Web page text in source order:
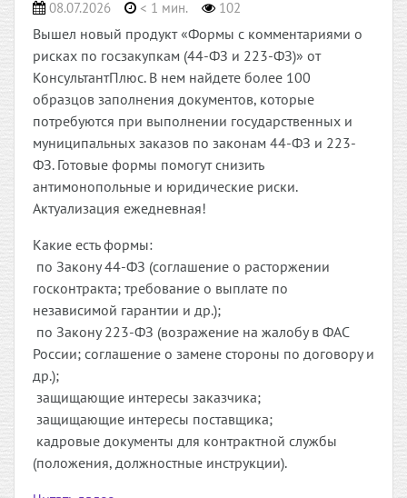
08.07.2026 < 1 мин. 102
Вышел новый продукт «Формы с комментариями о
рисках по госзакупкам (44-ФЗ и 223-ФЗ)» от
КонсультантПлюс. В нем найдете более 100
образцов заполнения документов, которые
потребуются при выполнении государственных и
муниципальных заказов по законам 44-ФЗ и 223-
ФЗ. Готовые формы помогут снизить
антимонопольные и юридические риски.
Актуализация ежедневная!
Какие есть формы:
по Закону 44-ФЗ (соглашение о расторжении
госконтракта; требование о выплате по
независимой гарантии и др.);
по Закону 223-ФЗ (возражение на жалобу в ФАС
России; соглашение о замене стороны по договору и
др.);
защищающие интересы заказчика;
защищающие интересы поставщика;
кадровые документы для контрактной службы
(положения, должностные инструкции).